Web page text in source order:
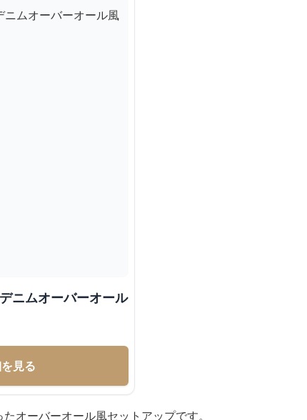
ニムオーバーオール
見る
オーバーオール風セットアップです。